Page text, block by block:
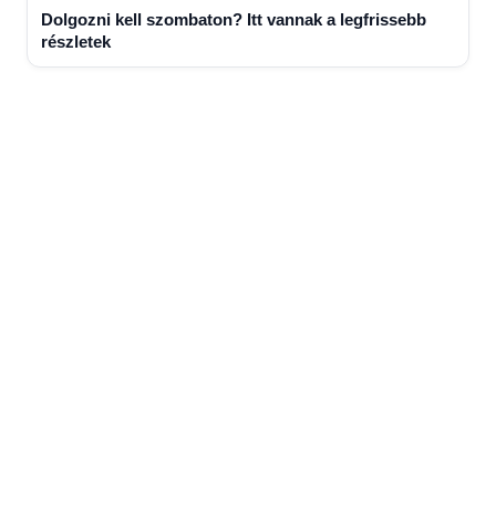
Dolgozni kell szombaton? Itt vannak a legfrissebb
részletek